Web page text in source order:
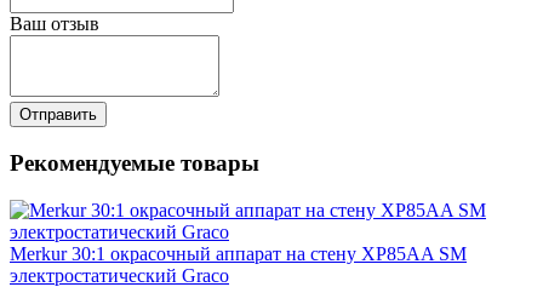
Ваш отзыв
Отправить
Рекомендуемые товары
Merkur 30:1 окрасочный аппарат на стену XP85AA SM
электростатический Graco